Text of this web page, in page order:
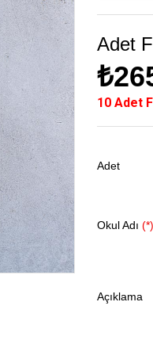
Adet
10 Adet
Adet
Okul Adı (*)
Açıklama